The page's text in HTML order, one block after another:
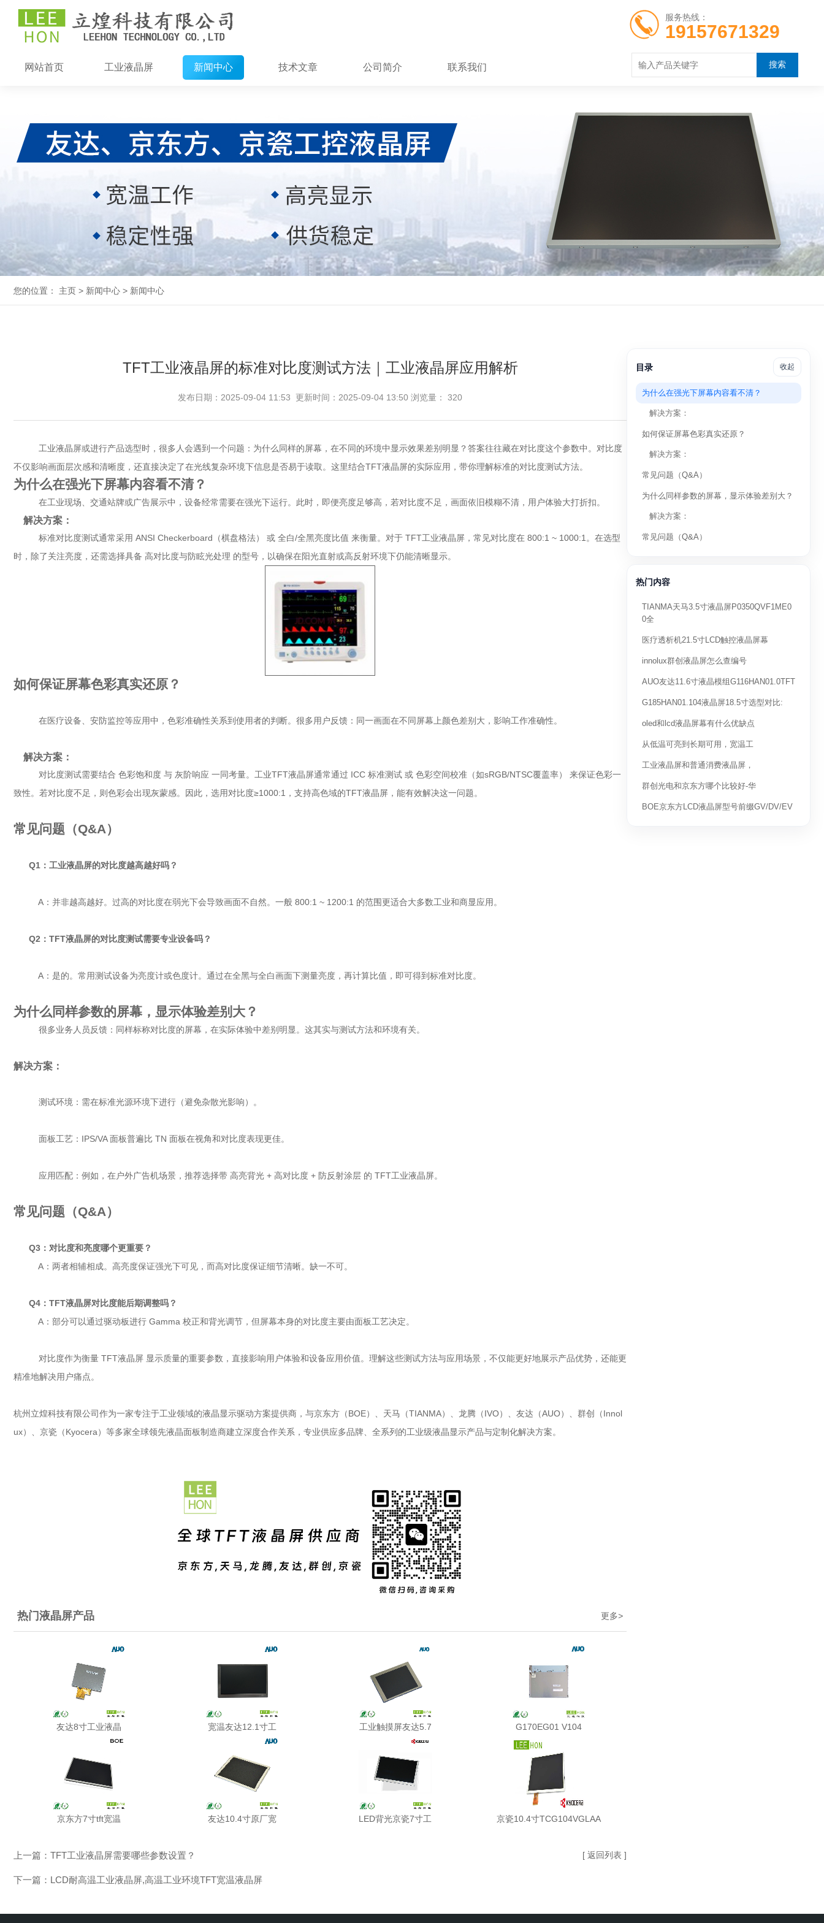
服务热线：
19157671329
网站首页 工业液晶屏 新闻中心 技术文章 公司简介 联系我们
您的位置： 主页 > 新闻中心 > 新闻中心
TFT工业液晶屏的标准对比度测试方法｜工业液晶屏应用解析
发布日期：2025-09-04 11:53 更新时间：2025-09-04 13:50 浏览量： 320
工业液晶屏或进行产品选型时，很多人会遇到一个问题：为什么同样的屏幕，在不同的环境中显示效果差别明显？答案往往藏在对比度这个参数中。对比度
不仅影响画面层次感和清晰度，还直接决定了在光线复杂环境下信息是否易于读取。这里结合TFT液晶屏的实际应用，带你理解标准的对比度测试方法。
为什么在强光下屏幕内容看不清？
在工业现场、交通站牌或广告展示中，设备经常需要在强光下运行。此时，即便亮度足够高，若对比度不足，画面依旧模糊不清，用户体验大打折扣。
解决方案：
标准对比度测试通常采用 ANSI Checkerboard（棋盘格法） 或 全白/全黑亮度比值 来衡量。对于 TFT工业液晶屏，常见对比度在 800:1 ~ 1000:1。在选型
时，除了关注亮度，还需选择具备 高对比度与防眩光处理 的型号，以确保在阳光直射或高反射环境下仍能清晰显示。
如何保证屏幕色彩真实还原？
在医疗设备、安防监控等应用中，色彩准确性关系到使用者的判断。很多用户反馈：同一画面在不同屏幕上颜色差别大，影响工作准确性。
解决方案：
对比度测试需要结合 色彩饱和度 与 灰阶响应 一同考量。工业TFT液晶屏通常通过 ICC 标准测试 或 色彩空间校准（如sRGB/NTSC覆盖率） 来保证色彩一
致性。若对比度不足，则色彩会出现灰蒙感。因此，选用对比度≥1000:1，支持高色域的TFT液晶屏，能有效解决这一问题。
常见问题（Q&A）
Q1：工业液晶屏的对比度越高越好吗？
A：并非越高越好。过高的对比度在弱光下会导致画面不自然。一般 800:1 ~ 1200:1 的范围更适合大多数工业和商显应用。
Q2：TFT液晶屏的对比度测试需要专业设备吗？
A：是的。常用测试设备为亮度计或色度计。通过在全黑与全白画面下测量亮度，再计算比值，即可得到标准对比度。
为什么同样参数的屏幕，显示体验差别大？
很多业务人员反馈：同样标称对比度的屏幕，在实际体验中差别明显。这其实与测试方法和环境有关。
解决方案：
测试环境：需在标准光源环境下进行（避免杂散光影响）。
面板工艺：IPS/VA 面板普遍比 TN 面板在视角和对比度表现更佳。
应用匹配：例如，在户外广告机场景，推荐选择带 高亮背光 + 高对比度 + 防反射涂层 的 TFT工业液晶屏。
常见问题（Q&A）
Q3：对比度和亮度哪个更重要？
A：两者相辅相成。高亮度保证强光下可见，而高对比度保证细节清晰。缺一不可。
Q4：TFT液晶屏对比度能后期调整吗？
A：部分可以通过驱动板进行 Gamma 校正和背光调节，但屏幕本身的对比度主要由面板工艺决定。
对比度作为衡量 TFT液晶屏 显示质量的重要参数，直接影响用户体验和设备应用价值。理解这些测试方法与应用场景，不仅能更好地展示产品优势，还能更
精准地解决用户痛点。
杭州立煌科技有限公司作为一家专注于工业领域的液晶显示驱动方案提供商，与京东方（BOE）、天马（TIANMA）、龙腾（IVO）、友达（AUO）、群创（Innol
ux）、 京瓷 （Kyocera）等多家全球领先液晶面板制造商建立深度合作关系，专业供应多品牌、全系列的工业级液晶显示产品与定制化解决方案。
更多>
热门液晶屏产品
友达8寸工业液晶 宽温友达12.1寸工 工业触摸屏友达5.7 G170EG01 V104
京东方7寸tft宽温 友达10.4寸原厂宽 LED背光京瓷7寸工 京瓷10.4寸TCG104VGLAA
上一篇： TFT工业液晶屏需要哪些参数设置？
下一篇： LCD耐高温工业液晶屏,高温工业环境TFT宽温液晶屏
[ 返回列表 ]
目录 收起
为什么在强光下屏幕内容看不清？
解决方案：
如何保证屏幕色彩真实还原？
解决方案：
常见问题（Q&A）
为什么同样参数的屏幕，显示体验差别大？
解决方案：
常见问题（Q&A）
热门内容
TIANMA天马3.5寸液晶屏P0350QVF1ME0
0全
医疗透析机21.5寸LCD触控液晶屏幕
innolux群创液晶屏怎么查编号
AUO友达11.6寸液晶模组G116HAN01.0TFT
G185HAN01.104液晶屏18.5寸选型对比:
oled和lcd液晶屏幕有什么优缺点
从低温可亮到长期可用，宽温工
工业液晶屏和普通消费液晶屏，
群创光电和京东方哪个比较好-华
BOE京东方LCD液晶屏型号前缀GV/DV/EV